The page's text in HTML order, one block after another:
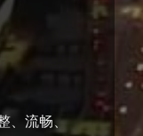
、流畅、